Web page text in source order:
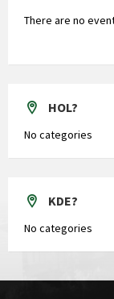
There are no
HOL?
No categories
KDE?
No categories